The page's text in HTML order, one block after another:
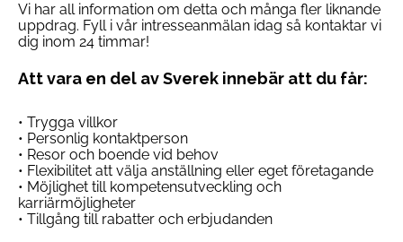
Vi har all information om detta och många fler liknande
uppdrag. Fyll i vår intresseanmälan idag så kontaktar vi
dig inom 24 timmar!
Att vara en del av Sverek innebär att du får:
• Trygga villkor
• Personlig kontaktperson
• Resor och boende vid behov
• Flexibilitet att välja anställning eller eget företagande
• Möjlighet till kompetensutveckling och
karriärmöjligheter
• Tillgång till rabatter och erbjudanden